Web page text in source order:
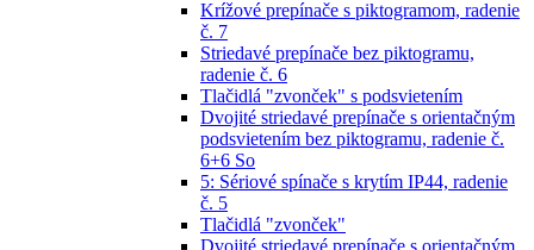
Krížové prepínače s piktogramom, radenie
č. 7
Striedavé prepínače bez piktogramu,
radenie č. 6
Tlačidlá "zvonček" s podsvietením
Dvojité striedavé prepínače s orientačným
podsvietením bez piktogramu, radenie č.
6+6 So
5: Sériové spínače s krytím IP44, radenie
č. 5
Tlačidlá "zvonček"
Dvojité striedavé prepínače s orientačným